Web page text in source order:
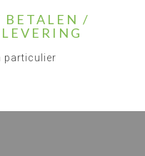
BETALEN /
particulier